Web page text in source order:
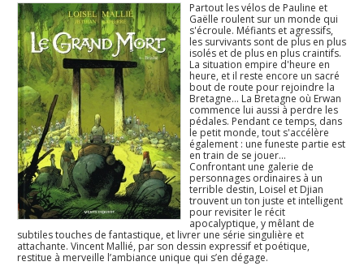
Partout les vélos de Pauline et
Gaëlle roulent sur un monde qui
s'écroule. Méfiants et agressifs,
les survivants sont de plus en plus
isolés et de plus en plus craintifs.
La situation empire d'heure en
heure, et il reste encore un sacré
bout de route pour rejoindre la
Bretagne... La Bretagne où Erwan
commence lui aussi à perdre les
pédales. Pendant ce temps, dans
le petit monde, tout s'accélère
également : une funeste partie est
en train de se jouer...
Confrontant une galerie de
personnages ordinaires à un
terrible destin, Loisel et Djian
trouvent un ton juste et intelligent
pour revisiter le récit
apocalyptique, y mêlant de
subtiles touches de fantastique, et livrer une série singulière et
attachante. Vincent Mallié, par son dessin expressif et poétique,
restitue à merveille l’ambiance unique qui s’en dégage.